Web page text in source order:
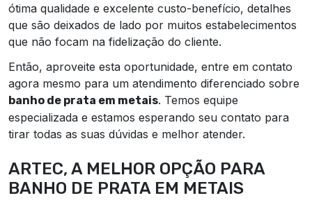
ótima qualidade e excelente custo-benefício, detalhes
que são deixados de lado por muitos estabelecimentos
que não focam na fidelização do cliente.
Então, aproveite esta oportunidade, entre em contato
agora mesmo para um atendimento diferenciado sobre
banho de prata em metais. Temos equipe
especializada e estamos esperando seu contato para
tirar todas as suas dúvidas e melhor atender.
ARTEC, A MELHOR OPÇÃO PARA
BANHO DE PRATA EM METAIS